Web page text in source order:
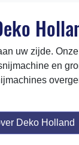
uw zijde.
en
Deko Holland